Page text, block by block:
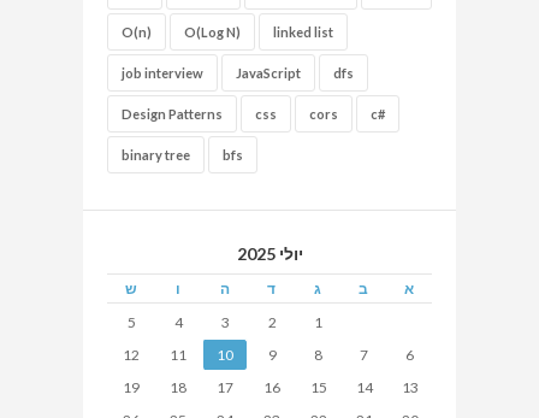
O(n) O(Log N) linked list
job interview JavaScript dfs
Design Patterns css cors c#
binary tree bfs
יולי 2025
א ב ג ד ה ו ש
1
2
3
4
5
6
7
8
9
10
11
12
13
14
15
16
17
18
19